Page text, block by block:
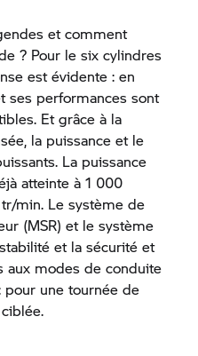
et comment
? Pour le six cylindres
est évidente : en
ses performances sont
Et grâce à la
la puissance et le
La puissance
atteinte à 1 000
min. Le système de
(MSR) et le système
et la sécurité et
aux modes de conduite
une tournée de